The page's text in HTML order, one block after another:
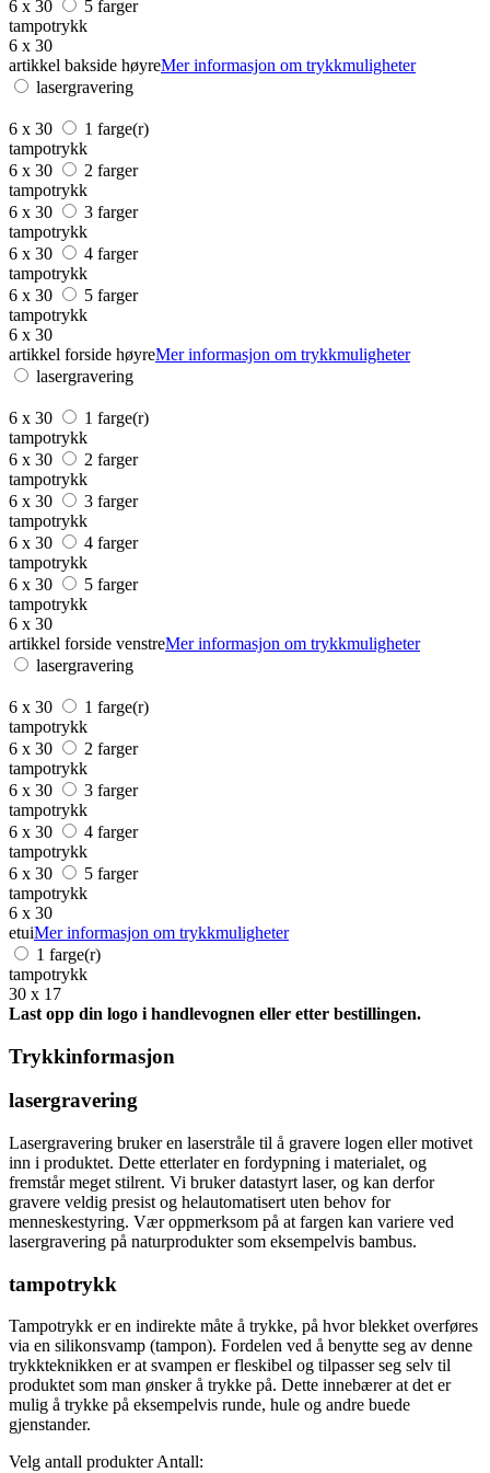
6 x 30
5 farger
tampotrykk
6 x 30
artikkel bakside høyreMer informasjon om trykkmuligheter
lasergravering
6 x 30
1 farge(r)
tampotrykk
6 x 30
2 farger
tampotrykk
6 x 30
3 farger
tampotrykk
6 x 30
4 farger
tampotrykk
6 x 30
5 farger
tampotrykk
6 x 30
artikkel forside høyreMer informasjon om trykkmuligheter
lasergravering
6 x 30
1 farge(r)
tampotrykk
6 x 30
2 farger
tampotrykk
6 x 30
3 farger
tampotrykk
6 x 30
4 farger
tampotrykk
6 x 30
5 farger
tampotrykk
6 x 30
artikkel forside venstreMer informasjon om trykkmuligheter
lasergravering
6 x 30
1 farge(r)
tampotrykk
6 x 30
2 farger
tampotrykk
6 x 30
3 farger
tampotrykk
6 x 30
4 farger
tampotrykk
6 x 30
5 farger
tampotrykk
6 x 30
etuiMer informasjon om trykkmuligheter
1 farge(r)
tampotrykk
30 x 17
Last opp din logo i handlevognen eller etter bestillingen.
Trykkinformasjon
lasergravering
Lasergravering bruker en laserstråle til å gravere logen eller motivet
inn i produktet. Dette etterlater en fordypning i materialet, og
fremstår meget stilrent. Vi bruker datastyrt laser, og kan derfor
gravere veldig presist og helautomatisert uten behov for
menneskestyring. Vær oppmerksom på at fargen kan variere ved
lasergravering på naturprodukter som eksempelvis bambus.
tampotrykk
Tampotrykk er en indirekte måte å trykke, på hvor blekket overføres
via en silikonsvamp (tampon). Fordelen ved å benytte seg av denne
trykkteknikken er at svampen er fleskibel og tilpasser seg selv til
produktet som man ønsker å trykke på. Dette innebærer at det er
mulig å trykke på eksempelvis runde, hule og andre buede
gjenstander.
Velg antall produkterAntall: